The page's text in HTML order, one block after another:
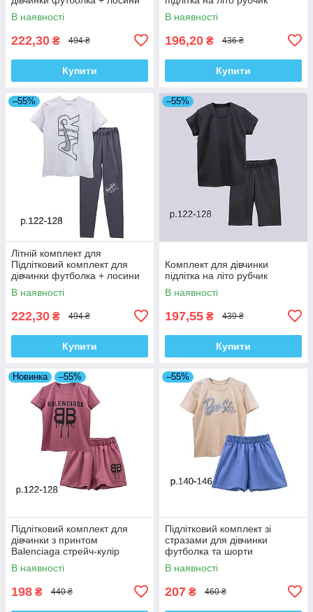
Спорт
В наявності
222,30 ₴ 494 ₴
Купити
В наявності
196,20 ₴ 436 ₴
Купити
–55%
Літній комплект для
Підлітковий комплект для
дівчинки футболка + лосини
СпортАбстракція
В наявності
222,30 ₴ 494 ₴
Купити
–55%
Комплект для дівчинки
підлітка на літо рубчик
В наявності
197,55 ₴ 439 ₴
Купити
Новинка –55%
Підлітковий комплект для
дівчинки з принтом
Balenciaga стрейч-кулір
В наявності
198 ₴ 440 ₴
–55%
Підлітковий комплект зі
стразами для дівчинки
футболка та шорти
В наявності
207 ₴ 460 ₴